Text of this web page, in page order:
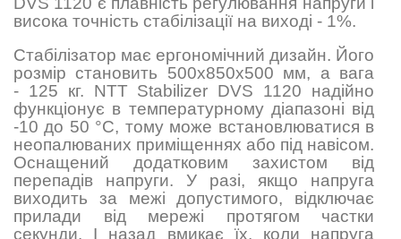
висока точність стабілізації на виході - 1%.
Стабілізатор має ергономічний дизайн. Його
розмір становить 500х850х500 мм, а вага
- 125 кг. NTT Stabilizer DVS 1120 надійно
функціонує в температурному діапазоні від
-10 до 50 °C, тому може встановлюватися в
неопалюваних приміщеннях або під навісом.
Оснащений додатковим захистом від
перепадів напруги. У разі, якщо напруга
виходить за межі допустимого, відключає
прилади від мережі протягом частки
секунди. І назад вмикає їх, коли напруга